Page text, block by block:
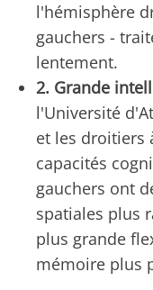
l'hémisphère
gauchers -
lentement.
2. Grande
l'Université
et les droitiers
capacités
gauchers ont
spatiales plus
plus grande
mémoire plus